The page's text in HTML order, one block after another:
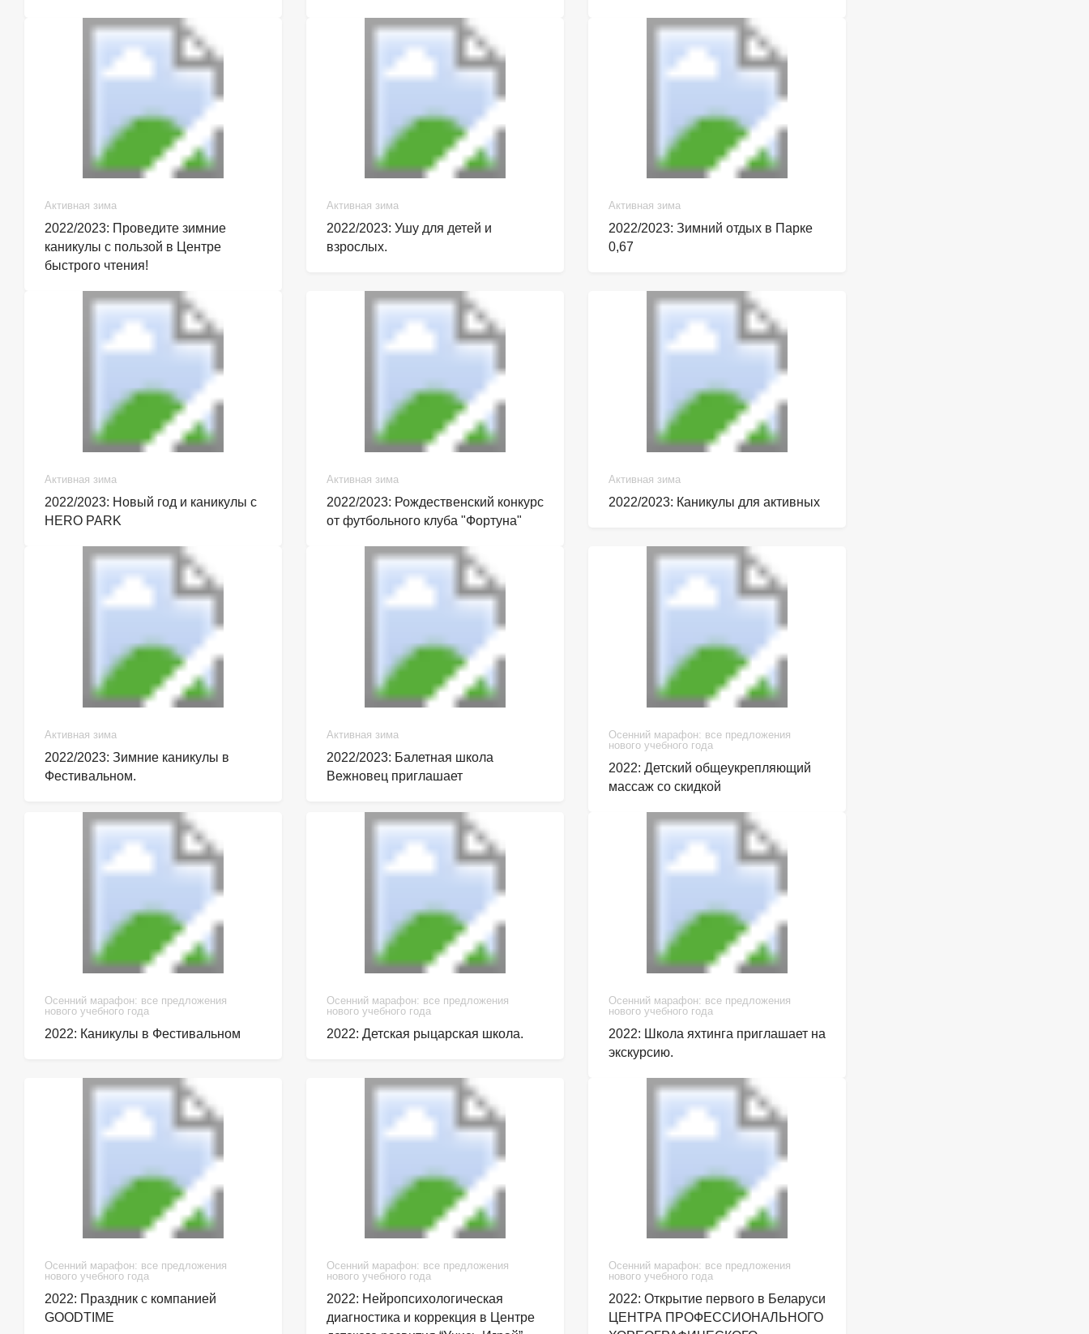
Активная зима
2022/2023: Проведите зимние
каникулы с пользой в Центре
быстрого чтения!
Активная зима
2022/2023: Ушу для детей и
взрослых.
Активная зима
2022/2023: Зимний отдых в Парке
0,67
Активная зима
2022/2023: Новый год и каникулы с
HERO PARK
Активная зима
2022/2023: Рождественский конкурс
от футбольного клуба "Фортуна"
Активная зима
2022/2023: Каникулы для активных
Активная зима
2022/2023: Зимние каникулы в
Фестивальном.
Активная зима
2022/2023: Балетная школа
Вежновец приглашает
Осенний марафон: все предложения
нового учебного года
2022: Детский общеукрепляющий
массаж со скидкой
Осенний марафон: все предложения
нового учебного года
2022: Каникулы в Фестивальном
Осенний марафон: все предложения
нового учебного года
2022: Детская рыцарская школа.
Осенний марафон: все предложения
нового учебного года
2022: Школа яхтинга приглашает на
экскурсию.
Осенний марафон: все предложения
нового учебного года
2022: Праздник с компанией
GOODTIME
Осенний марафон: все предложения
нового учебного года
2022: Нейропсихологическая
диагностика и коррекция в Центре
Осенний марафон: все предложения
нового учебного года
2022: Открытие первого в Беларуси
ЦЕНТРА ПРОФЕССИОНАЛЬНОГО